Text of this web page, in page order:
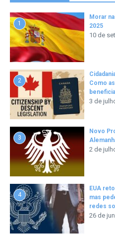
1
Morar
2025
10 de
2
Como
3 de
3
Novo
2 de
4
EUA
mas
redes
26 de